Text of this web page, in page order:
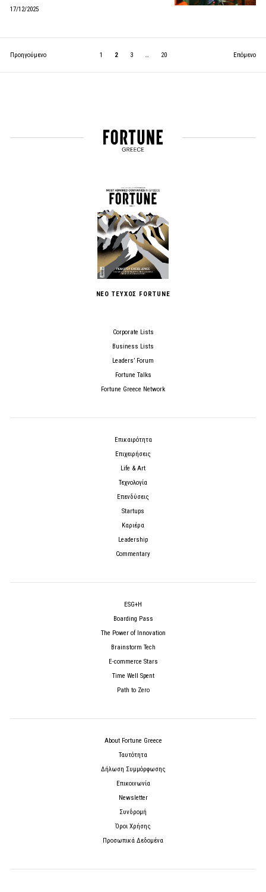
17/12/2025
Προηγούμενο 1 2 3 … 20 Επόμενο
ΝΕΟ ΤΕΥΧΟΣ FORTUNE
Corporate Lists
Business Lists
Leaders’ Forum
Fortune Talks
Fortune Greece Network
Επικαιρότητα
Επιχειρήσεις
Life & Art
Τεχνολογία
Επενδύσεις
Startups
Καριέρα
Leadership
Commentary
ESG+H
Boarding Pass
The Power of Innovation
Brainstorm Tech
E-commerce Stars
Time Well Spent
Path to Zero
About Fortune Greece
Ταυτότητα
Δήλωση Συμμόρφωσης
Επικοινωνία
Newsletter
Συνδρομή
Όροι Χρήσης
Προσωπικά Δεδομένα